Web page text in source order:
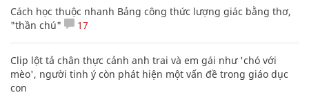
Cách học thuộc nhanh Bảng công thức lượng giác bằng thơ,
"thần chú"
17
Clip lột tả chân thực cảnh anh trai và em gái như 'chó với
mèo', người tinh ý còn phát hiện một vấn đề trong giáo dục
con